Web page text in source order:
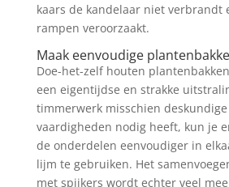
kaars de kandelaar niet verbrandt
rampen veroorzaakt.
Maak eenvoudige
Doe-het-zelf houten
een eigentijdse en strakke
timmerwerk misschien
vaardigheden nodig heeft, kun je
de onderdelen eenvoudiger in
lijm te gebruiken. Het
met spijkers wordt echter veel